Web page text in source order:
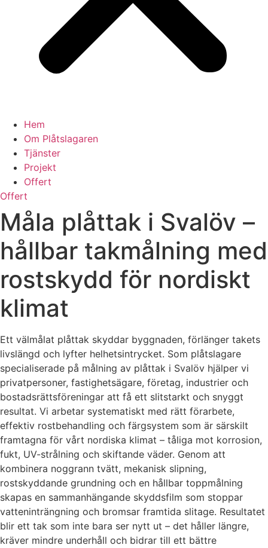
Hem
Om Plåtslagaren
Tjänster
Projekt
Offert
Offert
Måla plåttak i Svalöv –
hållbar takmålning med
rostskydd för nordiskt
klimat
Ett välmålat plåttak skyddar byggnaden, förlänger takets
livslängd och lyfter helhetsintrycket. Som plåtslagare
specialiserade på målning av plåttak i Svalöv hjälper vi
privatpersoner, fastighetsägare, företag, industrier och
bostadsrättsföreningar att få ett slitstarkt och snyggt
resultat. Vi arbetar systematiskt med rätt förarbete,
effektiv rostbehandling och färgsystem som är särskilt
framtagna för vårt nordiska klimat – tåliga mot korrosion,
fukt, UV-strålning och skiftande väder. Genom att
kombinera noggrann tvätt, mekanisk slipning,
rostskyddande grundning och en hållbar toppmålning
skapas en sammanhängande skyddsfilm som stoppar
vatteninträngning och bromsar framtida slitage. Resultatet
blir ett tak som inte bara ser nytt ut – det håller längre,
kräver mindre underhåll och bidrar till ett bättre